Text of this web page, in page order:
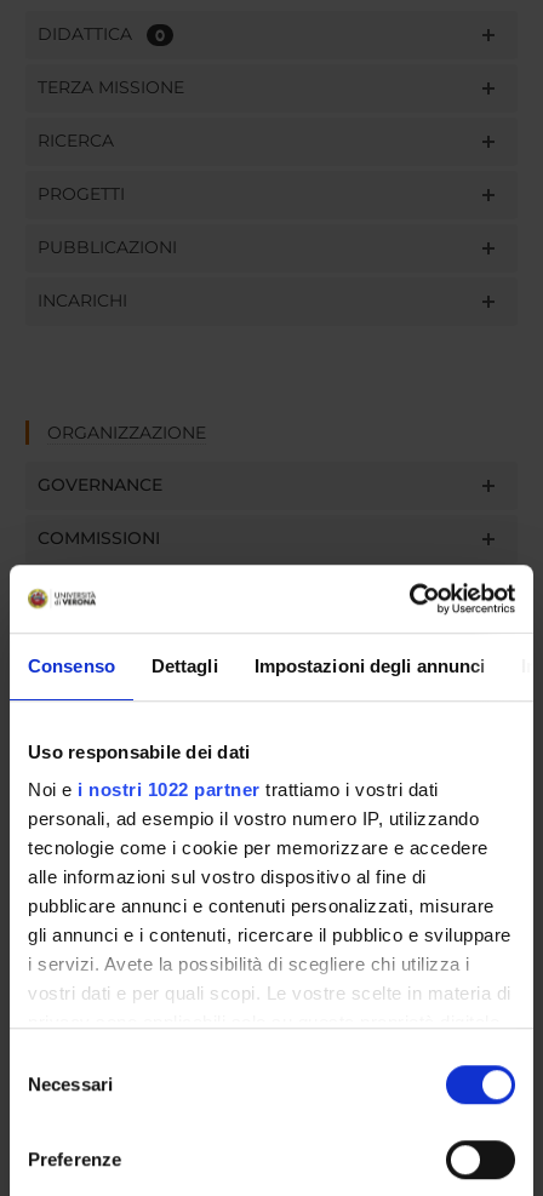
Consenso Dettagli Impostazioni degli annunci
Uso responsabile dei dati
Noi e i nostri 1022 partner trattiamo i vostri dati
personali, ad esempio il vostro numero IP, utilizzando
tecnologie come i cookie per memorizzare e accedere
alle informazioni sul vostro dispositivo al fine di
pubblicare annunci e contenuti personalizzati, misurare
gli annunci e i contenuti, ricercare il pubblico e sviluppare
i servizi. Avete la possibilità di scegliere chi utilizza i
vostri dati e per quali scopi. Le vostre scelte in materia di
modificare o revocare il proprio consenso in qualsiasi
momento dalla Dichiarazione sui cookie o facendo clic
delNecessari
Preferenze
DIDATTICA 0
TERZA MISSIONE
RICERCA
PROGETTI
PUBBLICAZIONI
INCARICHI
ORGANIZZAZIONE
GOVERNANCE
COMMISSIONI
UFFICI E STRUTTURE DI SERVIZIO
STRUTTURE DEL DIPARTIMENTO
LABORATORI DI RICERCA
CENTRI DI RICERCA
BIBLIOTECHE
SPIN OFF E AZIENDE
Calendario